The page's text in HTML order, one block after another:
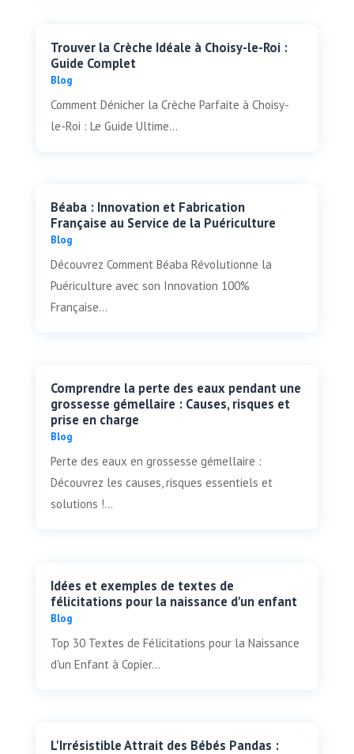
Trouver la Crèche Idéale à Choisy-le-Roi :
Guide Complet
Blog
Comment Dénicher la Crèche Parfaite à Choisy-
le-Roi : Le Guide Ultime...
Béaba : Innovation et Fabrication
Française au Service de la Puériculture
Blog
Découvrez Comment Béaba Révolutionne la
Puériculture avec son Innovation 100%
Française...
Comprendre la perte des eaux pendant une
grossesse gémellaire : Causes, risques et
prise en charge
Blog
Perte des eaux en grossesse gémellaire :
Découvrez les causes, risques essentiels et
solutions !...
Idées et exemples de textes de
félicitations pour la naissance d'un enfant
Blog
Top 30 Textes de Félicitations pour la Naissance
d'un Enfant à Copier...
L'Irrésistible Attrait des Bébés Pandas :